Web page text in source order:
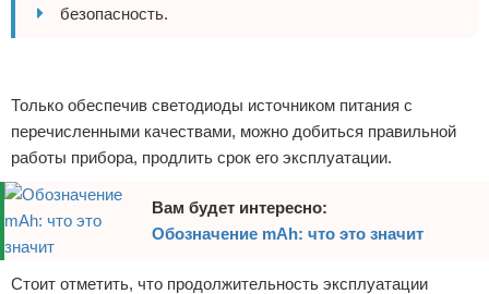
безопасность.
Только обеспечив светодиоды источником питания с
перечисленными качествами, можно добиться правильной
работы прибора, продлить срок его эксплуатации.
Вам будет интересно:
Обозначение mAh: что это значит
Стоит отметить, что продолжительность эксплуатации